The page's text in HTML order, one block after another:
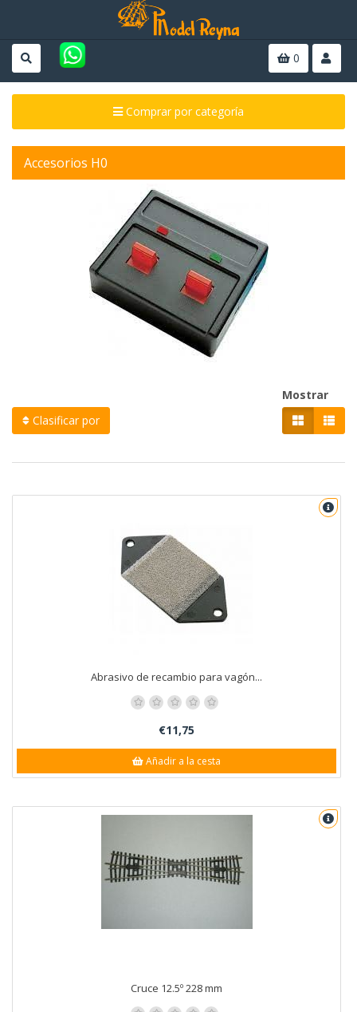
0
Comprar por categoría
Accesorios H0
Clasificar por
Mostrar
Abrasivo de recambio para vagón...
€11,75
Añadir a la cesta
Cruce 12.5º 228 mm